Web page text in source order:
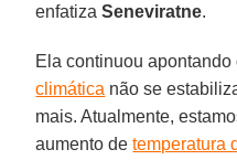
enfatizaSeneviratne.
Ela continuou apontando
climática não se
mais. Atualmente,
aumento detemperatura